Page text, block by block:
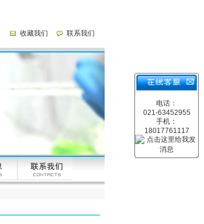
收藏我们 联系我们
电话：
021-63452955
手机：
18017761117